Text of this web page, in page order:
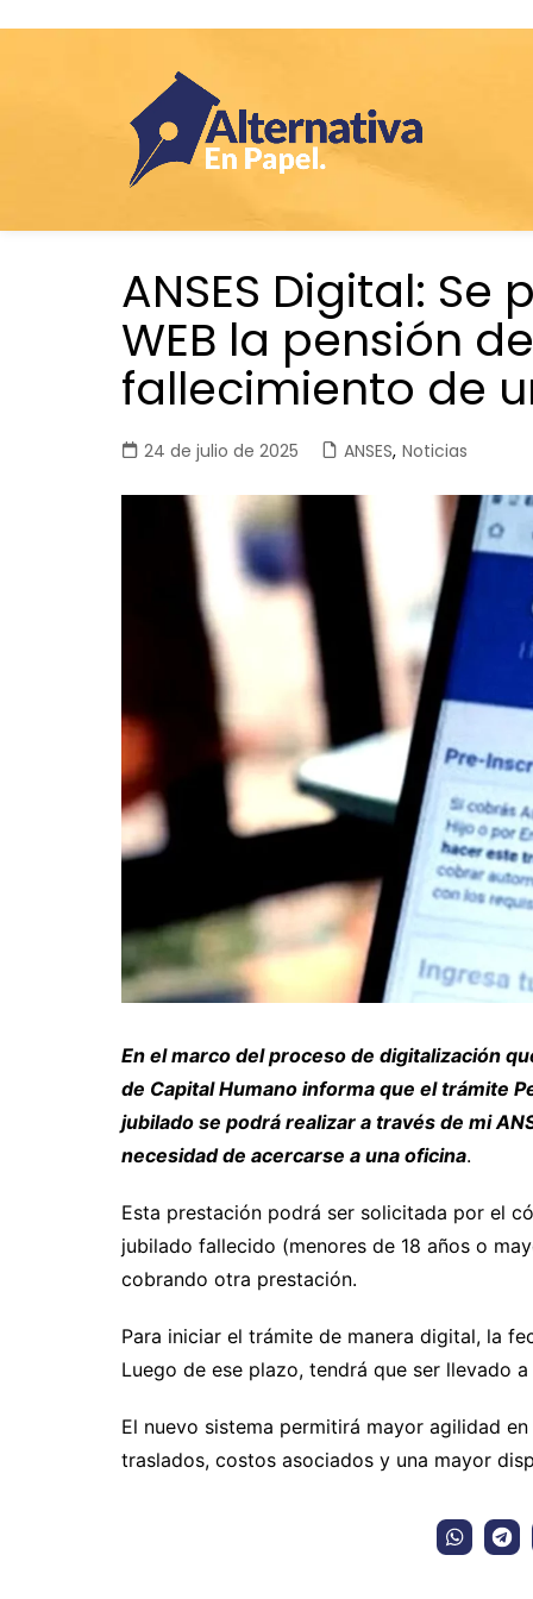
ANSES Digital:
WEB la pensión
fallecimiento de
24 de julio de 2025 ANSES, Noticias
En el marco del proceso de digitalización
de Capital Humano informa que el trámite
jubilado se podrá realizar a través de mi
necesidad de acercarse a una oficina.
Esta prestación podrá ser solicitada por el
jubilado fallecido (menores de 18 años o
cobrando otra prestación.
Para iniciar el trámite de manera digital, la
Luego de ese plazo, tendrá que ser llevado
El nuevo sistema permitirá mayor agilidad
traslados, costos asociados y una mayor